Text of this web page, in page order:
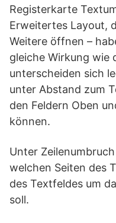
Registerkarte
Erweitertes Layout,
Weitere öffnen –
gleiche Wirkung wie
unterscheiden sich
unter Abstand zum
den Feldern Oben
können.
Unter
welchen Seiten des
des Textfeldes um
soll.